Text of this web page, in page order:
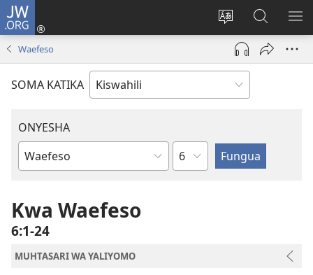
JW.ORG
Badili
lugha
ya
tovuti
Ingia
(opens
window)
Tafuta
Katika
JW.ORG
Waefeso
SOMA KATIKA
ONYESHA
Kitabu
Biblia
Sura
Kwa Waefeso
6:1-24
MUHTASARI WA YALIYOMO